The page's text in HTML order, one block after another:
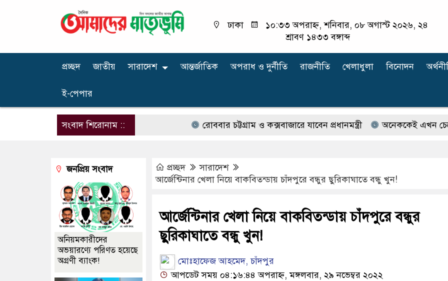
ঢাকা
১০:৩৩ অপরাহ্ন, শনিবার, ০৮ অগাস্ট ২০২৬, ২৪
শ্রাবণ ১৪৩৩ বঙ্গাব্দ
প্রচ্ছদ জাতীয় সারাদেশ আন্তর্জাতিক অপরাধ ‍ও দুর্নীতি রাজনীতি খেলাধুলা বিনোদন
ই-পেপার
সংবাদ শিরোনাম :: রোববার চট্টগ্রাম ও কক্সবাজারে যাবেন প্রধানমন্ত্রী অনেককেই এখন চেনেন না
প্রচ্ছদ
সারাদেশ
আর্জেন্টিনার খেলা নিয়ে বাকবিতন্ডায় চাঁদপুরে বন্ধুর ছুরিকাঘাতে বন্ধু খুন!
আর্জেন্টিনার খেলা নিয়ে বাকবিতন্ডায় চাঁদপুরে বন্ধুর
ছুরিকাঘাতে বন্ধু খুন!
মোঃহাফেজ আহমেদ, চাঁদপুর
আপডেট সময় ০৪:১৬:৪৪ অপরাহ্ন, মঙ্গলবার, ২৯ নভেম্বর ২০২২
জনপ্রিয় সংবাদ
অনিয়মকারীদের
অভয়ারণ্যে পরিণত হয়েছে
অগ্রণী ব্যাংক!